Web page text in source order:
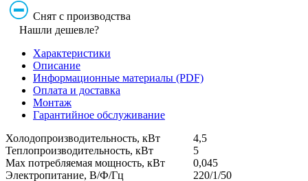
Снят с производства
Нашли дешевле?
Характеристики
Описание
Информационные материалы (PDF)
Оплата и доставка
Монтаж
Гарантийное обслуживание
Холодопроизводительность, кВт
4,5
Теплопроизводительность, кВт
5
Max потребляемая мощность, кВт
0,045
Электропитание, В/Ф/Гц
220/1/50